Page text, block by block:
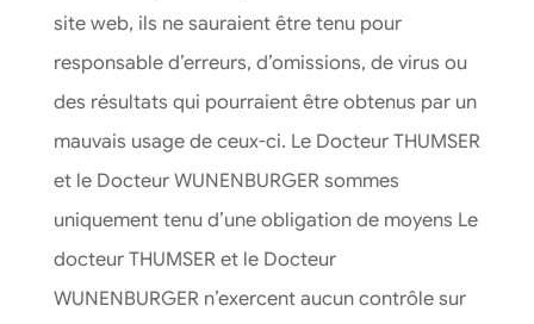
site web, ils ne sauraient être tenu pour
responsable d’erreurs, d’omissions, de virus ou
des résultats qui pourraient être obtenus par un
mauvais usage de ceux-ci. Le Docteur THUMSER
et le Docteur WUNENBURGER sommes
uniquement tenu d’une obligation de moyens Le
docteur THUMSER et le Docteur
WUNENBURGER n’exercent aucun contrôle sur